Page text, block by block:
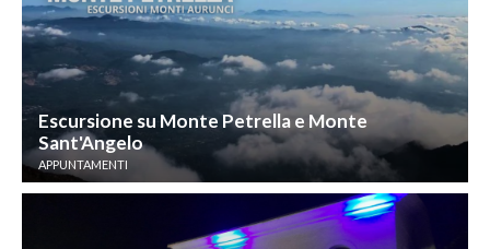
Escursione su Monte Petrella e Monte
Sant'Angelo
APPUNTAMENTI